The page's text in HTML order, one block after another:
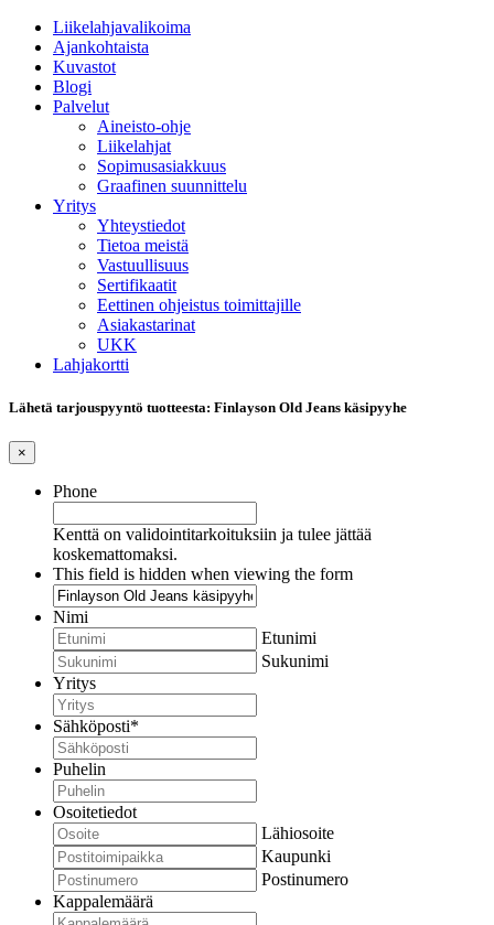
Liikelahjavalikoima
Ajankohtaista
Kuvastot
Blogi
Palvelut
Aineisto-ohje
Liikelahjat
Sopimusasiakkuus
Graafinen suunnittelu
Yritys
Yhteystiedot
Tietoa meistä
Vastuullisuus
Sertifikaatit
Eettinen ohjeistus toimittajille
Asiakastarinat
UKK
Lahjakortti
Lähetä tarjouspyyntö tuotteesta: Finlayson Old Jeans käsipyyhe
×
Phone
Kenttä on validointitarkoituksiin ja tulee jättää
koskemattomaksi.
This field is hidden when viewing the form
Nimi
Etunimi
Sukunimi
Yritys
Sähköposti*
Puhelin
Osoitetiedot
Lähiosoite
Kaupunki
Postinumero
Kappalemäärä